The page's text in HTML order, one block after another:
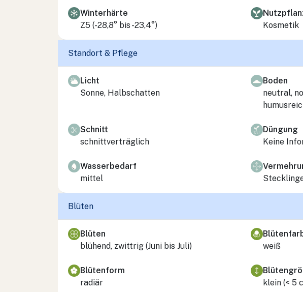
Winterhärte
Z5 (-28,8° bis -23,4°)
Kosmetik
Standort & Pflege
Licht
Sonne, Halbschatten
Boden
neutral,
Schnitt
schnittverträglich
Düngung
Keine
Wasserbedarf
mittel
Blüten
Blüten
blühend, zwittrig (Juni bis Juli)
weiß
Blütenform
radiär
klein (< 5